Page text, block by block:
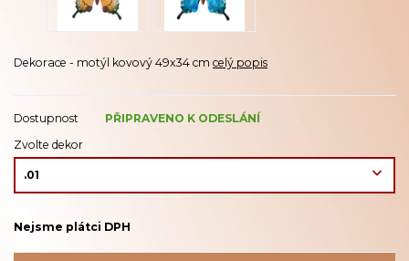
Dekorace - motýl kovový 49x34 cm celý popis
Dostupnost
PŘIPRAVENO K ODESLÁNÍ
Zvolte dekor
Nejsme plátci DPH